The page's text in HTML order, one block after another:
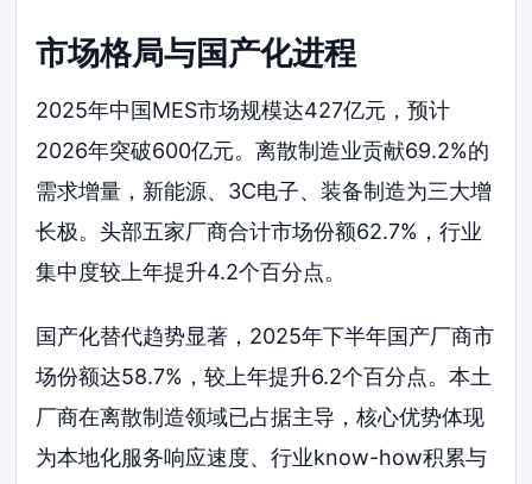
市场格局与国产化进程
2025年中国MES市场规模达427亿元，预计
2026年突破600亿元。离散制造业贡献69.2%的
需求增量，新能源、3C电子、装备制造为三大增
长极。头部五家厂商合计市场份额62.7%，行业
集中度较上年提升4.2个百分点。
国产化替代趋势显著，2025年下半年国产厂商市
场份额达58.7%，较上年提升6.2个百分点。本土
厂商在离散制造领域已占据主导，核心优势体现
为本地化服务响应速度、行业know-how积累与